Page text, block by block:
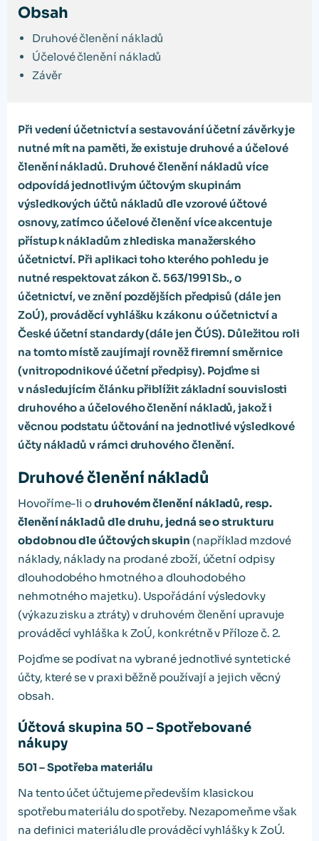
Obsah
Druhové členění nákladů
Účelové členění nákladů
Závěr
Při vedení účetnictví a sestavování účetní závěrky je
nutné mít na paměti, že existuje druhové a účelové
členění nákladů. Druhové členění nákladů více
odpovídá jednotlivým účtovým skupinám
výsledkových účtů nákladů dle vzorové účtové
osnovy, zatímco účelové členění více akcentuje
přístup k nákladům z hlediska manažerského
účetnictví. Při aplikaci toho kterého pohledu je
nutné respektovat zákon č. 563/1991 Sb., o
účetnictví, ve znění pozdějších předpisů (dále jen
ZoÚ), prováděcí vyhlášku k zákonu o účetnictví a
České účetní standardy (dále jen ČÚS). Důležitou roli
na tomto místě zaujímají rovněž firemní směrnice
(vnitropodnikové účetní předpisy). Pojďme si
v následujícím článku přiblížit základní souvislosti
druhového a účelového členění nákladů, jakož i
věcnou podstatu účtování na jednotlivé výsledkové
účty nákladů v rámci druhového členění.
Druhové členění nákladů
Hovoříme-li odruhovém členění nákladů, resp.
členění nákladů dle druhu, jedná se o strukturu
obdobnou dle účtových skupin (například mzdové
náklady, náklady na prodané zboží, účetní odpisy
dlouhodobého hmotného a dlouhodobého
nehmotného majetku). Uspořádání výsledovky
(výkazu zisku a ztráty) v druhovém členění upravuje
prováděcí vyhláška k ZoÚ, konkrétně v Příloze č. 2.
Pojďme se podívat na vybrané jednotlivé syntetické
účty, které se v praxi běžně používají a jejich věcný
obsah.
Účtová skupina 50 – Spotřebované
nákupy
501 – Spotřeba materiálu
Na tento účet účtujeme především klasickou
spotřebu materiálu do spotřeby. Nezapomeňme však
na definici materiálu dle prováděcí vyhlášky k ZoÚ.